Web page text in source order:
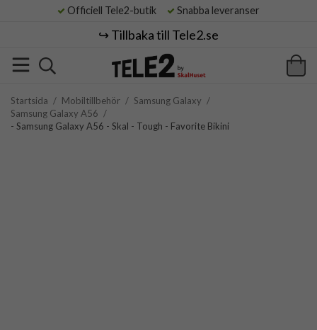
Officiell Tele2-butik Snabba leveranser
↪️ Tillbaka till Tele2.se
Startsida / Mobiltillbehör / Samsung Galaxy /
Samsung Galaxy A56 /
- Samsung Galaxy A56 - Skal - Tough - Favorite Bikini